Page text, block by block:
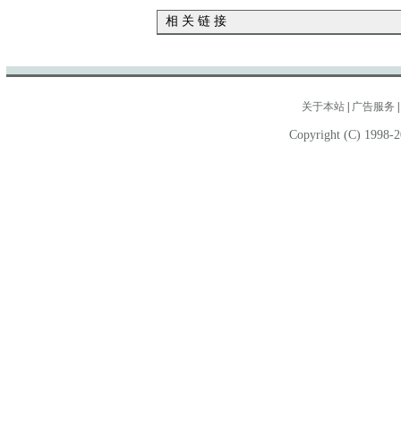
相 关 链 接
关于本站 广告服务
Copyright (C) 1998-